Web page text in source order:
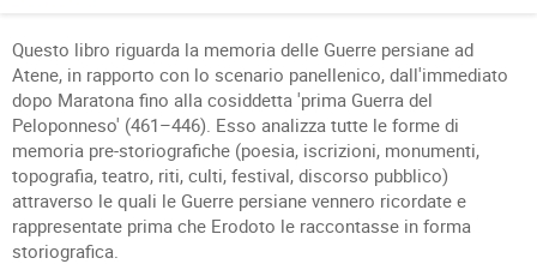
Questo libro riguarda la memoria delle Guerre persiane ad
Atene, in rapporto con lo scenario panellenico, dall'immediato
dopo Maratona fino alla cosiddetta 'prima Guerra del
Peloponneso' (461–446). Esso analizza tutte le forme di
memoria pre-storiografiche (poesia, iscrizioni, monumenti,
topografia, teatro, riti, culti, festival, discorso pubblico)
attraverso le quali le Guerre persiane vennero ricordate e
rappresentate prima che Erodoto le raccontasse in forma
storiografica.